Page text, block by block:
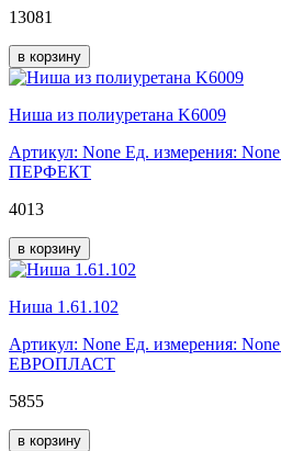
13081
в корзину
Ниша из полиуретана K6009
Артикул: None Ед. измерения: None
ПЕРФЕКТ
4013
в корзину
Ниша 1.61.102
Артикул: None Ед. измерения: None
ЕВРОПЛАСТ
5855
в корзину